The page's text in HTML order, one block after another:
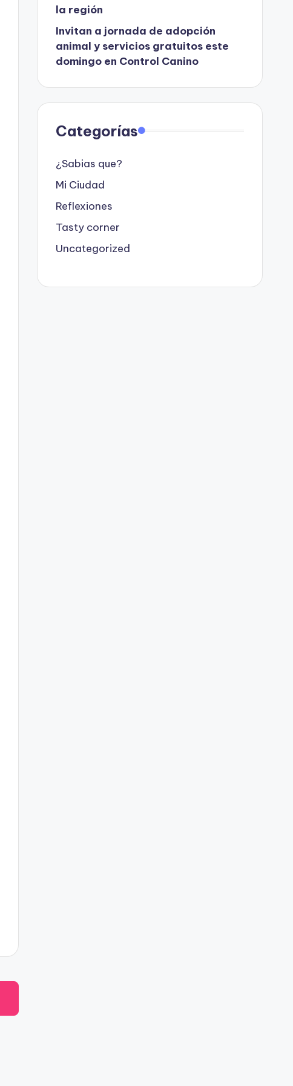
la región
Invitan a jornada de adopción
animal y servicios gratuitos este
domingo en Control Canino
Categorías
¿Sabias que?
Mi Ciudad
Reflexiones
Tasty corner
Uncategorized